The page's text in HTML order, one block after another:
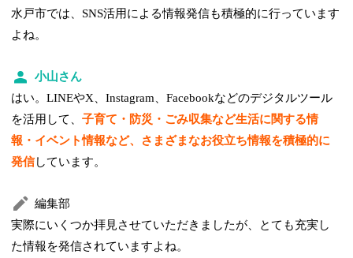
水戸市では、SNS活用による情報発信も積極的に行っています
よね。
小山さん
はい。LINEやX、Instagram、Facebookなどのデジタルツール
を活用して、子育て・防災・ごみ収集など生活に関する情
報・イベント情報など、さまざまなお役立ち情報を積極的に
発信しています。
編集部
実際にいくつか拝見させていただきましたが、とても充実し
た情報を発信されていますよね。